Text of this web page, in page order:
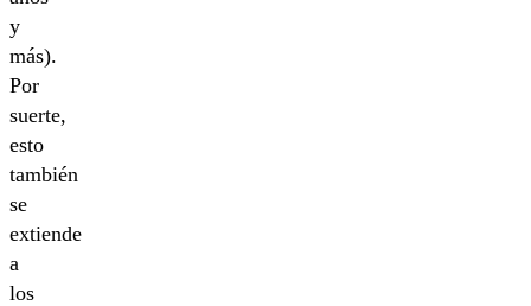
y
más).
Por
suerte,
esto
también
se
extiende
a
los